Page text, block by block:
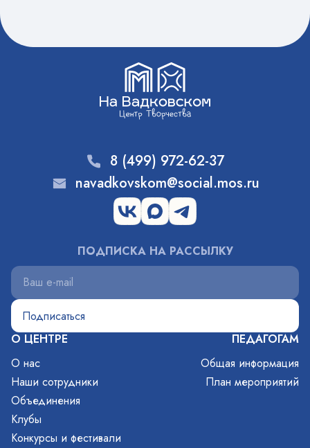
О ЦЕНТРЕ
О нас
Наши сотрудники
Объединения
Клубы
Конкурсы и фестивали
ПЕДАГОГАМ
Общая информация
План мероприятий
8 (499) 972-62-37
navadkovskom@social.mos.ru
ПОДПИСКА НА РАССЫЛКУ